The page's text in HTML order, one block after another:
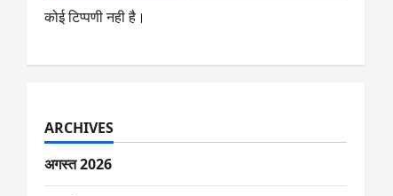
कोई टिप्पणी नही है।
ARCHIVES
अगस्त 2026